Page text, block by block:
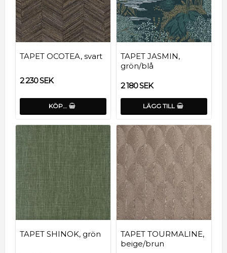
TAPET OCOTEA, svart
2 230 SEK
KÖP…
TAPET JASMIN,
grön/blå
2 180 SEK
LÄGG TILL
TAPET SHINOK, grön
TAPET TOURMALINE,
beige/brun